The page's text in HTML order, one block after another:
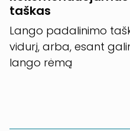
taškas
Lango padalinimo
vidurį, arba, esant
lango rėmą